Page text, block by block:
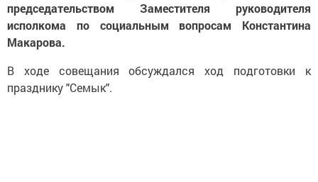
председательством Заместителя руководителя
исполкома по социальным вопросам Константина
Макарова.
В ходе совещания обсуждался ход подготовки к
празднику "Семык".